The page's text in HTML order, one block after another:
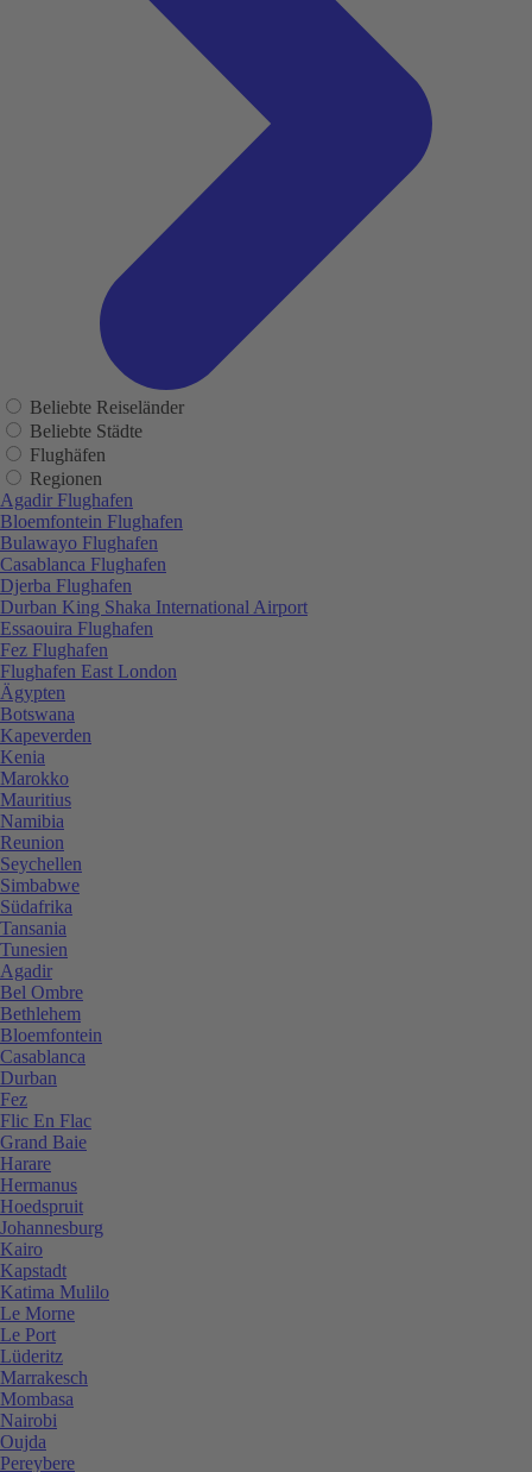
Beliebte Reiseländer
Beliebte Städte
Flughäfen
Regionen
Agadir Flughafen
Bloemfontein Flughafen
Bulawayo Flughafen
Casablanca Flughafen
Djerba Flughafen
Durban King Shaka International Airport
Essaouira Flughafen
Fez Flughafen
Flughafen East London
Ägypten
Botswana
Kapeverden
Kenia
Marokko
Mauritius
Namibia
Reunion
Seychellen
Simbabwe
Südafrika
Tansania
Tunesien
Agadir
Bel Ombre
Bethlehem
Bloemfontein
Casablanca
Durban
Fez
Flic En Flac
Grand Baie
Harare
Hermanus
Hoedspruit
Johannesburg
Kairo
Kapstadt
Katima Mulilo
Le Morne
Le Port
Lüderitz
Marrakesch
Mombasa
Nairobi
Oujda
Pereybere